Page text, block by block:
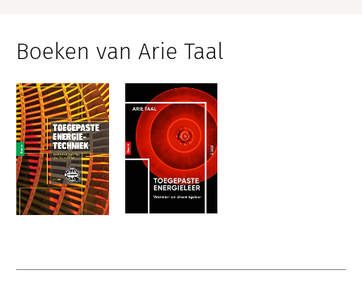
Boeken van Arie Taal